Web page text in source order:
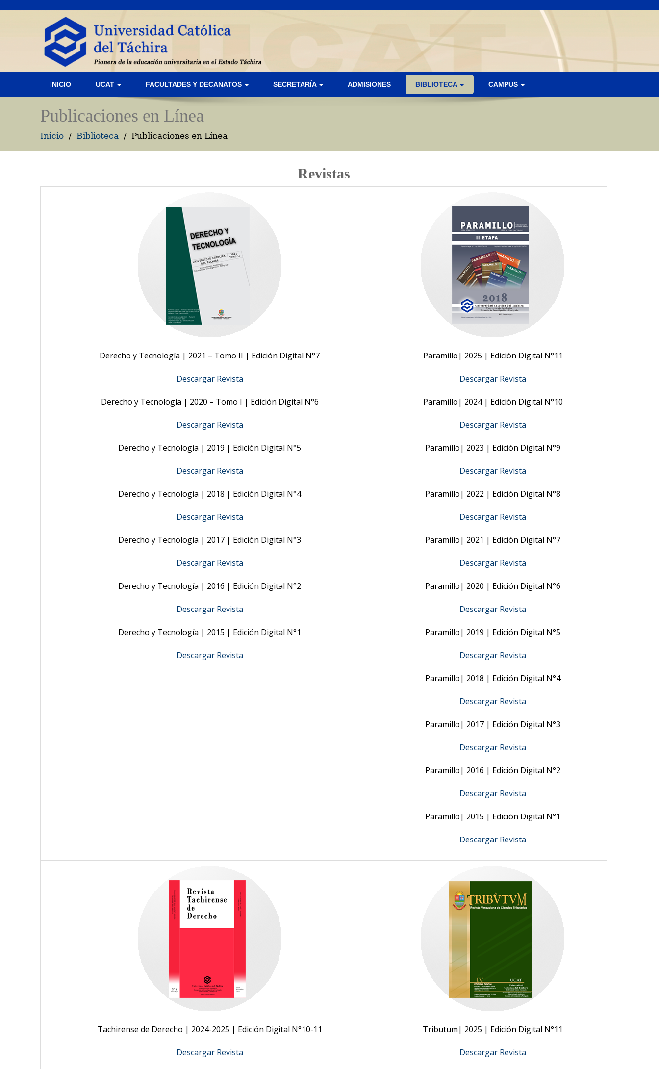
INICIO UCAT FACULTADES Y DECANATOS SECRETARÍA ADMISIONES BIBLIOTECA CAMPUS
Publicaciones en Línea
Inicio Biblioteca Publicaciones en Línea
Revistas
Derecho y Tecnología | 2021 – Tomo II | Edición Digital N°7
Descargar Revista
Derecho y Tecnología | 2020 – Tomo I | Edición Digital N°6
Descargar Revista
Derecho y Tecnología | 2019 | Edición Digital N°5
Descargar Revista
Derecho y Tecnología | 2018 | Edición Digital N°4
Descargar Revista
Derecho y Tecnología | 2017 | Edición Digital N°3
Descargar Revista
Derecho y Tecnología | 2016 | Edición Digital N°2
Descargar Revista
Derecho y Tecnología | 2015 | Edición Digital N°1
Descargar Revista
Paramillo| 2025 | Edición Digital N°11
Descargar Revista
Paramillo| 2024 | Edición Digital N°10
Descargar Revista
Paramillo| 2023 | Edición Digital N°9
Descargar Revista
Paramillo| 2022 | Edición Digital N°8
Descargar Revista
Paramillo| 2021 | Edición Digital N°7
Descargar Revista
Paramillo| 2020 | Edición Digital N°6
Descargar Revista
Paramillo| 2019 | Edición Digital N°5
Descargar Revista
Paramillo| 2018 | Edición Digital N°4
Descargar Revista
Paramillo| 2017 | Edición Digital N°3
Descargar Revista
Paramillo| 2016 | Edición Digital N°2
Descargar Revista
Paramillo| 2015 | Edición Digital N°1
Descargar Revista
Tachirense de Derecho | 2024-2025 | Edición Digital N°10-11
Descargar Revista
Tributum| 2025 | Edición Digital N°11
Descargar Revista